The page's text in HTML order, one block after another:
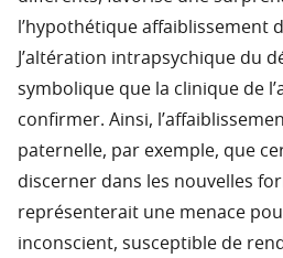
l’hypothétique affaiblissement
J’altération intrapsychique du
symbolique que la clinique de
confirmer. Ainsi,
paternelle, par exemple, que
discerner dans les nouvelles
représenterait une menace
inconscient, susceptible de